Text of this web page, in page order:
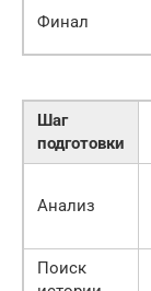
Финал
Шаг
подготовки
Анализ
Поиск